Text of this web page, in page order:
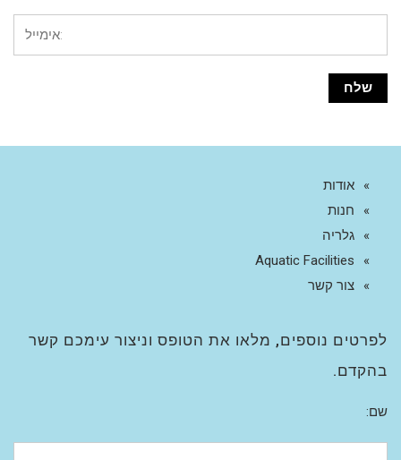
אודות
חנות
גלריה
Aquatic Facilities
צור קשר
לפרטים נוספים, מלאו את הטופס וניצור עימכם קשר
בהקדם.
שם: